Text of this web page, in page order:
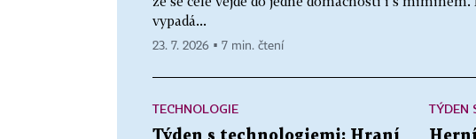
vypadá...
23. 7. 2026 ▪ 7 min. čtení
TECHNOLOGIE
Týden s technologiemi: Hraní
TÝDEN